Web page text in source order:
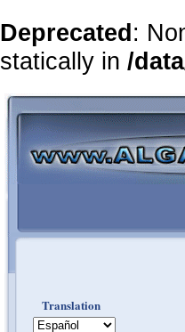
Deprecated:
statically in /
Translation